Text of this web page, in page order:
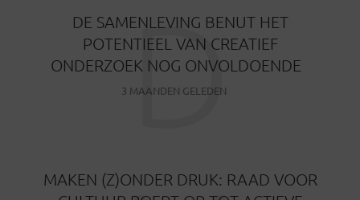
DE SAMENLEVING BENUT HET
POTENTIEEL VAN CREATIEF
ONDERZOEK NOG ONVOLDOENDE
3 MAANDEN GELEDEN
D
MAKEN (Z)ONDER DRUK: RAAD VOOR